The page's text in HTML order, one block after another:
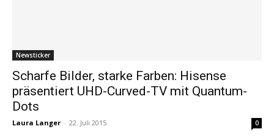
Newsticker
Scharfe Bilder, starke Farben: Hisense
präsentiert UHD-Curved-TV mit Quantum-
Dots
Laura Langer - 22. Juli 2015 0